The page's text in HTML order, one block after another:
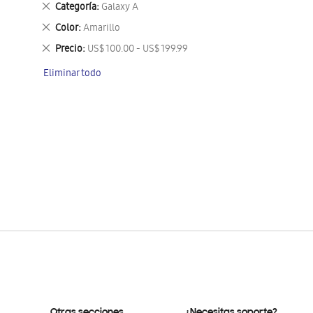
Categoría Galaxy A
Eliminar
este
artículo
Color Amarillo
Eliminar
este
artículo
Precio US$ 100.00 - US$ 199.99
Eliminar
artículo
Eliminar todo